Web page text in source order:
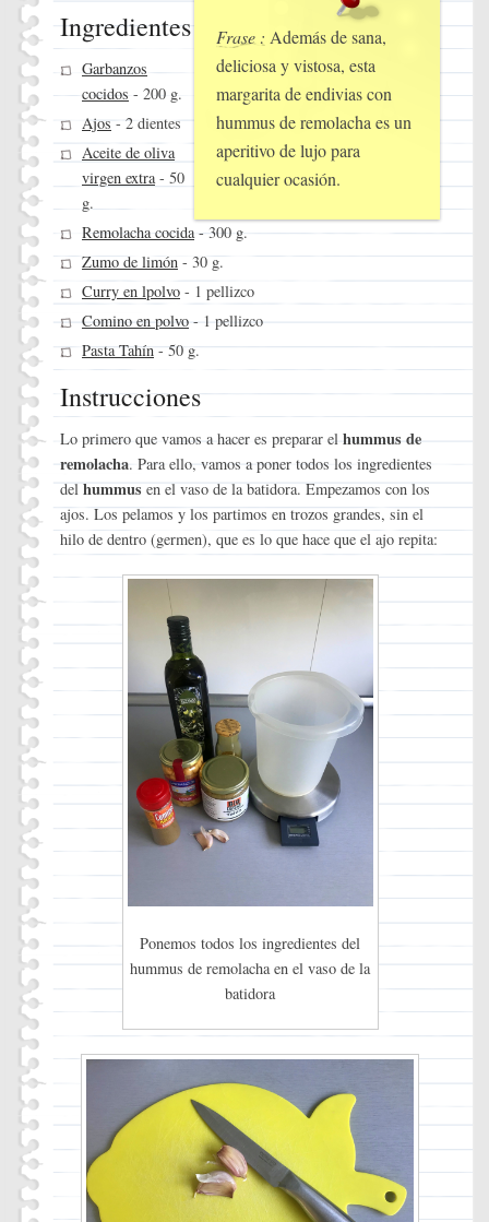
Frase : Además de sana,
deliciosa y vistosa, esta
margarita de endivias con
hummus de remolacha es un
aperitivo de lujo para
cualquier ocasión.
Ingredientes
Garbanzos
cocidos - 200 g.
Ajos - 2 dientes
Aceite de oliva
virgen extra- 50
g.
Remolacha cocida- 300 g.
Zumo de limón - 30 g.
Curry en lpolvo - 1 pellizco
Comino en polvo- 1 pellizco
Pasta Tahín- 50 g.
Instrucciones
Lo primero que vamos a hacer es preparar el hummus de
remolacha. Para ello, vamos a poner todos los ingredientes
delhummus en el vaso de la batidora. Empezamos con los
ajos. Los pelamos y los partimos en trozos grandes, sin el
hilo de dentro (germen), que es lo que hace que el ajo repita:
Ponemos todos los ingredientes del
hummus de remolacha en el vaso de la
batidora